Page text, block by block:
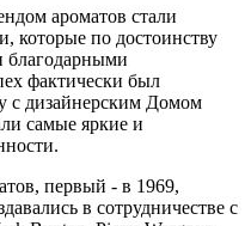
ароматов стали
которые по достоинству
фактически был
с дизайнерским Домом
самые яркие и
первый - в 1969,
в сотрудничестве с